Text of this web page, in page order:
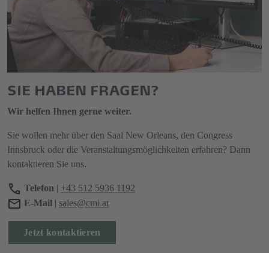
SIE HABEN FRAGEN?
Wir helfen Ihnen gerne weiter.
Sie wollen mehr über den Saal New Orleans, den Congress
Innsbruck oder die Veranstaltungsmöglichkeiten erfahren? Dann
kontaktieren Sie uns.
Telefon | +43 512 5936 1192
E-Mail | sales@cmi.at
Jetzt kontaktieren